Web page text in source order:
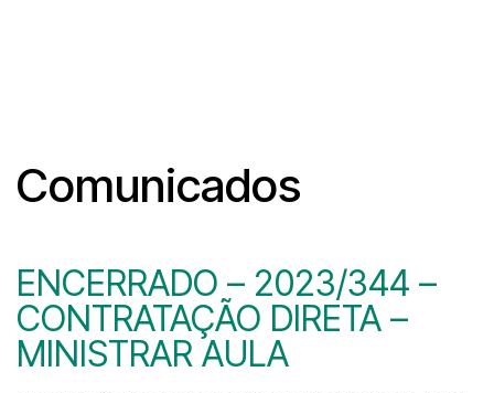
Comunicados
ENCERRADO – 2023/344 –
CONTRATAÇÃO DIRETA –
MINISTRAR AULA